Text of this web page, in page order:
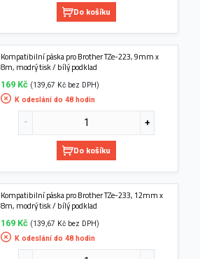
Do košíku
Kompatibilní páska pro Brother TZe-223, 9mm x
8m, modrý tisk / bílý podklad
169 Kč (139,67 Kč bez DPH)
K odeslání do 48 hodin
Do košíku
Kompatibilní páska pro Brother TZe-233, 12mm x
8m, modrý tisk / bílý podklad
169 Kč (139,67 Kč bez DPH)
K odeslání do 48 hodin